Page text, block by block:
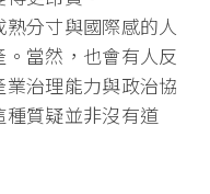
分寸與國際感的人
當然，也會有人反
治理能力與政治協
質疑並非沒有道